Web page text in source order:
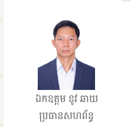
ឯកឧត្តម ខូវ ឆាយ
ប្រធានសហព័ន្ធ